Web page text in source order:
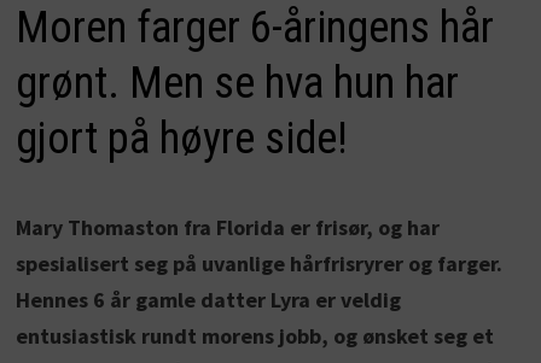
Moren farger 6-åringens hår
grønt. Men se hva hun har
gjort på høyre side!
Mary Thomaston fra Florida er frisør, og har
spesialisert seg på uvanlige hårfrisryrer og farger.
Hennes 6 år gamle datter Lyra er veldig
entusiastisk rundt morens jobb, og ønsket seg et